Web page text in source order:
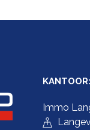
KANTOOR:
Immo